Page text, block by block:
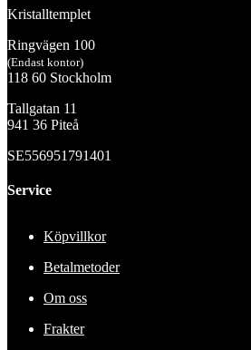
Kristalltemplet
Ringvägen 100
(Endast kontor)
118 60 Stockholm
Tallgatan 11
941 36 Piteå
SE556951791401
Service
Köpvillkor
Betalmetoder
Om oss
Frakter